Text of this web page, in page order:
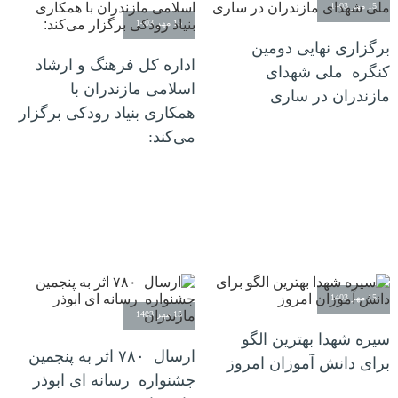
15 مهر 1403
برگزاری نهایی دومین
کنگره ملی شهدای
مازندران در ساری
15 مهر 1403
اداره کل فرهنگ و ارشاد
اسلامی مازندران با
همکاری بنیاد رودکی برگزار
می‌کند:
15 مهر 1403
سیره شهدا بهترین الگو
برای دانش آموزان امروز
15 مهر 1403
ارسال ۷۸۰ اثر به پنجمین
جشنواره رسانه ای ابوذر